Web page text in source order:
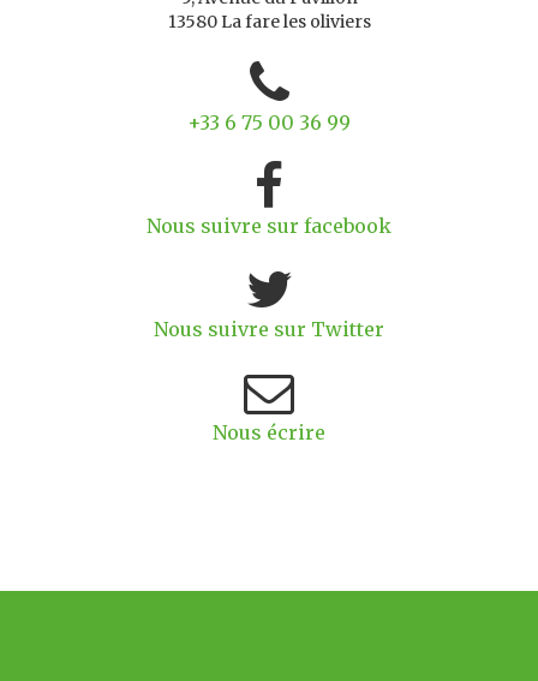
13580 La fare les oliviers
+33 6 75 00 36 99
Nous suivre sur facebook
Nous suivre sur Twitter
Nous écrire